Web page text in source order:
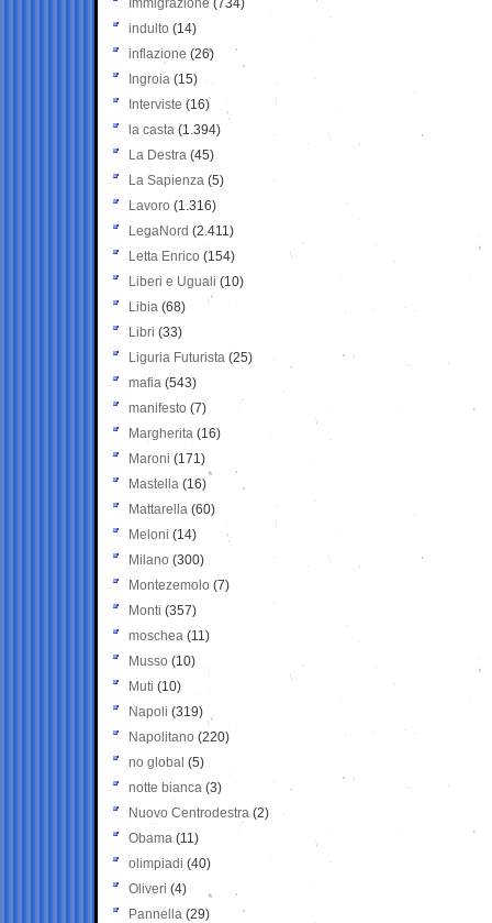
Immigrazione (734)
indulto (14)
inflazione (26)
Ingroia (15)
Interviste (16)
la casta (1.394)
La Destra (45)
La Sapienza (5)
Lavoro (1.316)
LegaNord (2.411)
Letta Enrico (154)
Liberi e Uguali (10)
Libia (68)
Libri (33)
Liguria Futurista (25)
mafia (543)
manifesto (7)
Margherita (16)
Maroni (171)
Mastella (16)
Mattarella (60)
Meloni (14)
Milano (300)
Montezemolo (7)
Monti (357)
moschea (11)
Musso (10)
Muti (10)
Napoli (319)
Napolitano (220)
no global (5)
notte bianca (3)
Nuovo Centrodestra (2)
Obama (11)
olimpiadi (40)
Oliveri (4)
Pannella (29)